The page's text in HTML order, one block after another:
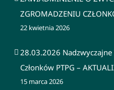
ZGROMADZENIU
22 kwietnia 2026
28.03.2026
Członków PTPG –
15 marca 2026